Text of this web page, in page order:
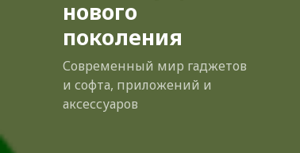
нового
поколения
Современный мир гаджетов
и софта, приложений и
аксессуаров